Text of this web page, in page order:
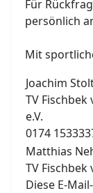
Für
persönlich
Mit
Joachim
TV Fischbek
e.V.
0174
Matthias
TV Fischbek
Diese E-